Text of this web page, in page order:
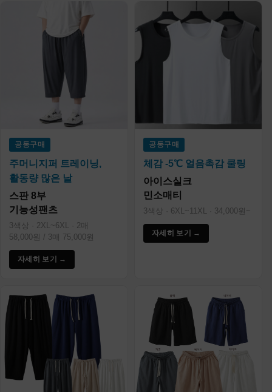
공동구매
주머니지퍼 트레이닝,
활동량 많은 날
스판 8부
기능성팬츠
3색상 · 2XL~6XL · 2매
58,000원 / 3매 75,000원
자세히 보기 →
공동구매
체감 -5℃ 얼음촉감 쿨링
아이스실크
민소매티
3색상 · 6XL~11XL · 34,000원~
자세히 보기 →